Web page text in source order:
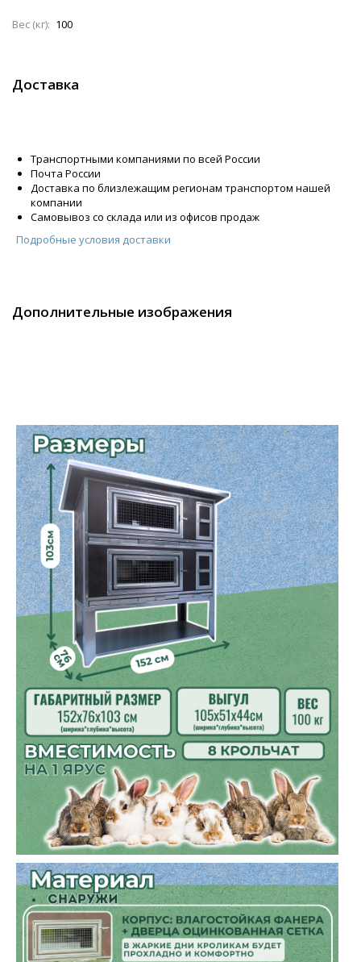
Вес (кг): 100
Доставка
Транспортными компаниями по всей России
Почта России
Доставка по близлежащим регионам транспортом нашей
компании
Самовывоз со склада или из офисов продаж
Подробные условия доставки
Дополнительные изображения